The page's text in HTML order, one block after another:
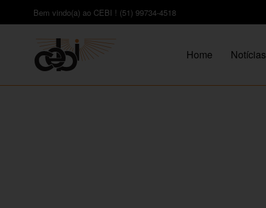
Bem vindo(a) ao CEBI ! (51) 99734-4518
Home Notícias